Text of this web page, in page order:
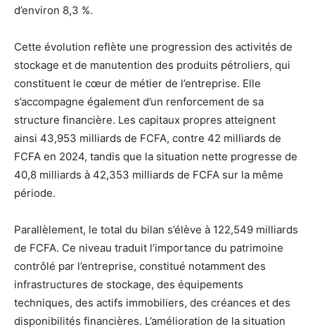
d’environ 8,3 %.
Cette évolution reflète une progression des activités de
stockage et de manutention des produits pétroliers, qui
constituent le cœur de métier de l’entreprise. Elle
s’accompagne également d’un renforcement de sa
structure financière. Les capitaux propres atteignent
ainsi 43,953 milliards de FCFA, contre 42 milliards de
FCFA en 2024, tandis que la situation nette progresse de
40,8 milliards à 42,353 milliards de FCFA sur la même
période.
Parallèlement, le total du bilan s’élève à 122,549 milliards
de FCFA. Ce niveau traduit l’importance du patrimoine
contrôlé par l’entreprise, constitué notamment des
infrastructures de stockage, des équipements
techniques, des actifs immobiliers, des créances et des
disponibilités financières. L’amélioration de la situation